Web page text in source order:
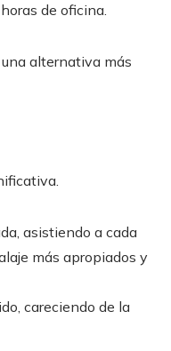
de oficina.
alternativa más
asistiendo a cada
más apropiados y
careciendo de la